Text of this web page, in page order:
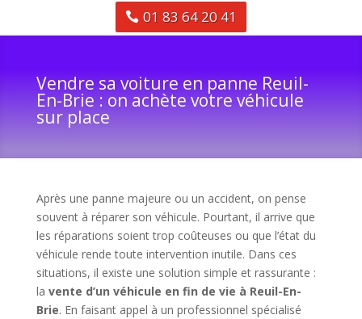
01 83 64 20 41
Vendre sa voiture en panne Reuil-
En-Brie : on achète votre véhicule
sur place
Après une panne majeure ou un accident, on pense
souvent à réparer son véhicule. Pourtant, il arrive que
les réparations soient trop coûteuses ou que l’état du
véhicule rende toute intervention inutile. Dans ces
situations, il existe une solution simple et rassurante :
la vente d’un véhicule en fin de vie à Reuil-En-
Brie. En faisant appel à un professionnel spécialisé